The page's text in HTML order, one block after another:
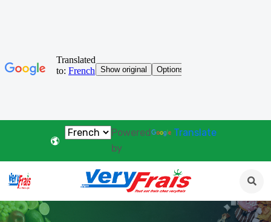
Powered
by
Translate